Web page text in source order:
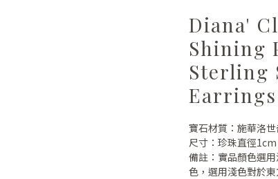
Diana'
Shining
Sterling
寶石材質：施華洛
尺寸：珍珠直徑
備註：實品顏色選
色，選用淺色對於